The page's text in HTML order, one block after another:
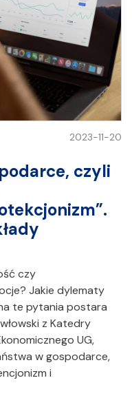
2023-11-20
czyli
czy
Jakie dylematy
te pytania postara
z Katedry
UG,
w gospodarce,
i